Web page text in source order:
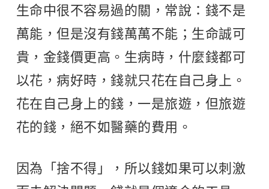
生命中很不容易過的關，常說：錢不是
萬能，但是沒有錢萬萬不能；生命誠可
貴，金錢價更高。生病時，什麼錢都可
以花，病好時，錢就只花在自己身上。
花在自己身上的錢，一是旅遊，但旅遊
花的錢，絕不如醫藥的費用。
因為「捨不得」，所以錢如果可以刺激